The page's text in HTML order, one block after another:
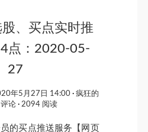
、买点实时推
点：2020-05-
27
年5月27日 14:00
疯狂的
论 2094 阅读
的买点推送服务【网页